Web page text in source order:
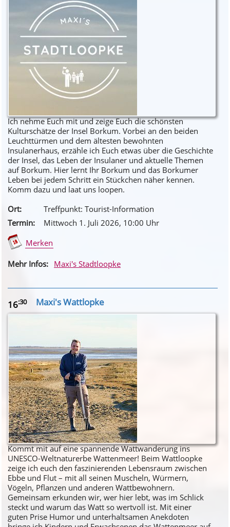
Ich nehme Euch mit und zeige Euch die schönsten
Kulturschätze der Insel Borkum. Vorbei an den beiden
Leuchttürmen und dem ältesten bewohnten
Insulanerhaus, erzähle ich Euch etwas über die Geschichte
der Insel, das Leben der Insulaner und aktuelle Themen
auf Borkum. Hier lernt Ihr Borkum und das Borkumer
Leben bei jedem Schritt ein Stückchen näher kennen.
Komm dazu und laat uns loopen.
Ort:
Treffpunkt: Tourist-Information
Termin:
Mittwoch 1. Juli 2026, 10:00 Uhr
Merken
Mehr Infos: Maxi's Stadtloopke
16:30 Maxi's Wattlopke
Kommt mit auf eine spannende Wattwanderung ins
UNESCO-Weltnaturerbe Wattenmeer! Beim Wattloopke
zeige ich euch den faszinierenden Lebensraum zwischen
Ebbe und Flut – mit all seinen Muscheln, Würmern,
Vögeln, Pflanzen und anderen Wattbewohnern.
Gemeinsam erkunden wir, wer hier lebt, was im Schlick
steckt und warum das Watt so wertvoll ist. Mit einer
guten Prise Humor und unterhaltsamen Anekdoten